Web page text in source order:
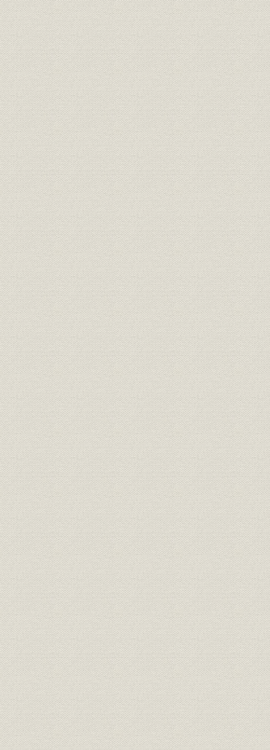
商品;広告宣伝
大正10年創設利付保険の新聞広
告とパンフレット
大正10年
商品;広告宣伝
職場集団月掛保険のパンフレッ
ト、月掛保険のパンフレット
[1948年(
商品;広告宣伝
ダイヤモンド保険シリーズのパ
ンフレット
[1969年(
商品;広告宣伝
増える年金いきいきと入院特約
シリーズのパンフレット
[1979年(
商品;広告宣伝
団体保険のポスター、団体保険
のパンフレット
[1948年(
設備 パンチカード穿孔の様子 1960年代
設備;情報システム
総合オンライン・システムのホ
スト・コンピュータ
[1977年(昭
資産 資産構成の推移(株式会社時代)
1881年度(
年度(昭和
資産 資産構成の推移
1947年度(
年度(昭和
資産 資産構成の推移
1955年度(
年度(昭和
資産 資産構成の推移
1965年度
年度(昭和
株式;関係会社
三菱関係の明治生命株式保有状
況
1914年度(
度(昭和17
提携・合併
PGL社[(パシフィック・ガーデ
ィアン生命保険)]への経営参加
を伝える新聞記事(日本経済新
聞、1976年2月11日)
1976年(昭
売上 保険契約の推移(株式会社時代)
1881年度(
度(昭和21
売上;商品
保険種類別新契約高の推移(株式
会社時代)
1881年度(
度(昭和21
財務・業績 収支等の推移(株式会社時代)
1881年度(
度(昭和21
売上 保険契約の推移
1947年度(
度(昭和56
商品;売上
保険種類別・個人保険新契約の
推移
1947年度(
度(昭和56
財務・業績 収支等の推移
1947年度(
度(昭和56